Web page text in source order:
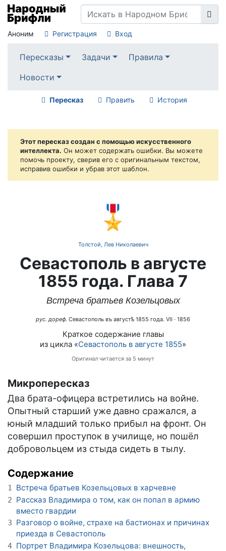
Аноним Регистрация Вход
Пересказы Задачи
Правила
Новости
Пересказ Править История
Этот пересказ создан с помощью искусственного
интеллекта. Он может содержать ошибки. Вы можете
помочь проекту, сверив его с оригинальным текстом,
исправив ошибки и убрав этот шаблон.
🎖️
Толстой, Лев Николаевич
Севастополь в августе
1855 года. Глава 7
Встреча братьев Козельцовых
рус. дореф. Севастополь въ августѣ 1855 года. VII · 1856
Краткое содержание главы
из цикла «Севастополь в августе 1855»
Оригинал читается за 5 минут
Микропересказ
Два брата-офицера встретились на войне.
Опытный старший уже давно сражался, а
юный младший только прибыл на фронт. Он
совершил проступок в училище, но пошёл
добровольцем из стыда сидеть в тылу.
Содержание
1 Встреча братьев Козельцовых в харчевне
2 Рассказ Владимира о том, как он попал в армию
вместо гвардии
3 Разговор о войне, страхе на бастионах и причинах
приезда в Севастополь
4 Портрет Владимира Козельцова: внешность,